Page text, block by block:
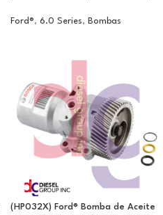
Ford®, 6.0 Series, Bombas
(HP032X) Ford® Bomba de Aceite